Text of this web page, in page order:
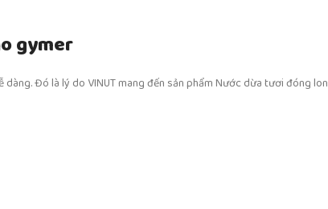
gymer
Đó là lý do VINUT mang đến sản phẩm Nước dừa tươi đóng lon